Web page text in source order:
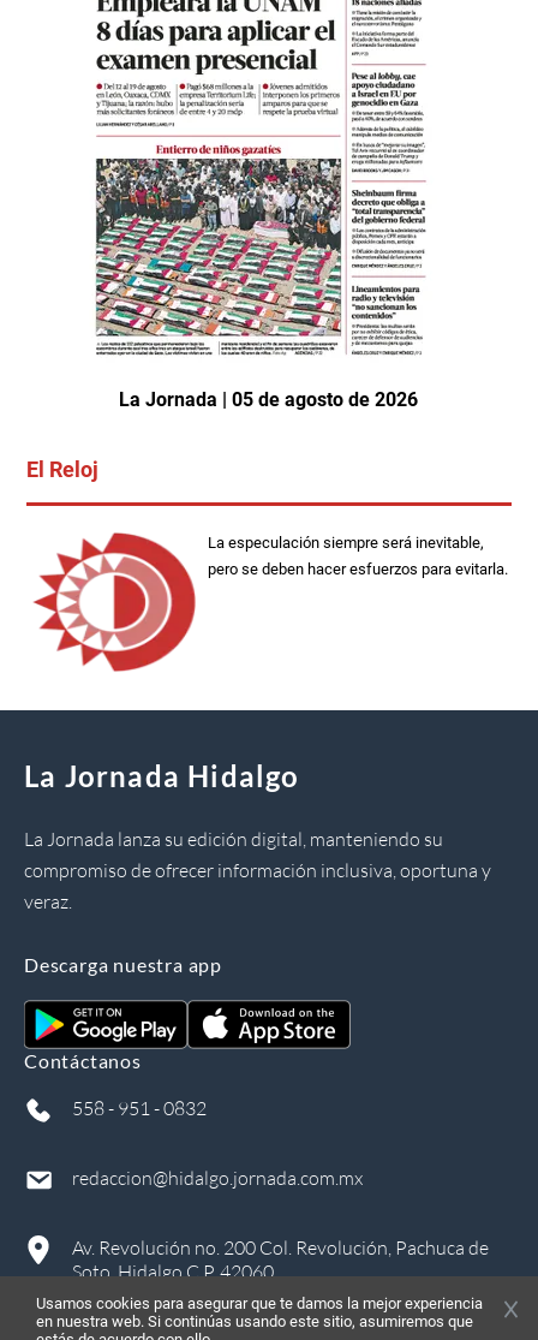
La Jornada | 05 de agosto de 2026
El Reloj
La especulación siempre será inevitable,
pero se deben hacer esfuerzos para evitarla.
La Jornada Hidalgo
La Jornada lanza su edición digital, manteniendo su
compromiso de ofrecer información inclusiva, oportuna y
veraz.
Descarga nuestra app
Contáctanos
558 - 951 - 0832
redaccion@hidalgo.jornada.com.mx
Av. Revolución no. 200 Col. Revolución, Pachuca de
Soto, Hidalgo C.P. 42060
Usamos cookies para asegurar que te damos la mejor experiencia
en nuestra web. Si continúas usando este sitio, asumiremos que